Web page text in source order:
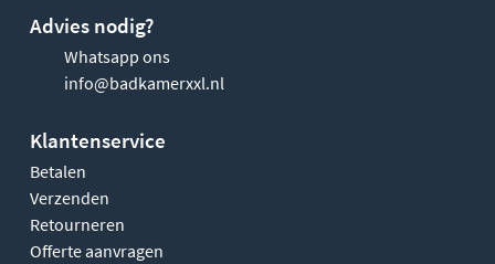
Advies nodig?
Whatsapp ons
info@badkamerxxl.nl
Klantenservice
Betalen
Verzenden
Retourneren
Offerte aanvragen